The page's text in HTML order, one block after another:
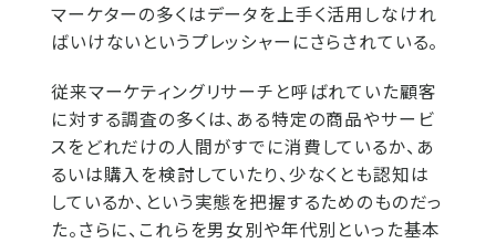
マーケターの多くはデータを上手く活用しなけれ
ばいけないというプレッシャーにさらされている。
従来マーケティングリサーチと呼ばれていた顧客
に対する調査の多くは、ある特定の商品やサービ
スをどれだけの人間がすでに消費しているか、あ
るいは購入を検討していたり、少なくとも認知は
しているか、という実態を把握するためのものだっ
た。さらに、これらを男女別や年代別といった基本